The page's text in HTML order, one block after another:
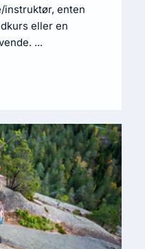
instruktør, enten
eller en
...